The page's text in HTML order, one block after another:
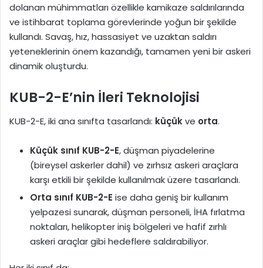
dolanan mühimmatları özellikle kamikaze saldırılarında
ve istihbarat toplama görevlerinde yoğun bir şekilde
kullandı. Savaş, hız, hassasiyet ve uzaktan saldırı
yeteneklerinin önem kazandığı, tamamen yeni bir askeri
dinamik oluşturdu.
KUB-2-E’nin İleri Teknolojisi
KUB-2-E, iki ana sınıfta tasarlandı: küçükve orta.
Küçük sınıf KUB-2-E, düşman piyadelerine
(bireysel askerler dahil) ve zırhsız askeri araçlara
karşı etkili bir şekilde kullanılmak üzere tasarlandı.
Orta sınıf KUB-2-E ise daha geniş bir kullanım
yelpazesi sunarak, düşman personeli, İHA fırlatma
noktaları, helikopter iniş bölgeleri ve hafif zırhlı
askeri araçlar gibi hedeflere saldırabiliyor.